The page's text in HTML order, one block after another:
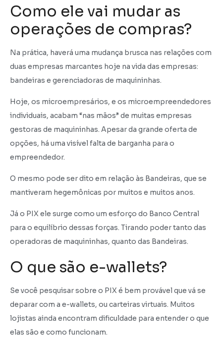
Como ele vai mudar as
operações de compras?
Na prática, haverá uma mudança brusca nas relações com
duas empresas marcantes hoje na vida das empresas:
bandeiras e gerenciadoras de maquininhas.
Hoje, os microempresários, e os microempreendedores
individuais, acabam “nas mãos” de muitas empresas
gestoras de maquininhas. Apesar da grande oferta de
opções, há uma visível falta de barganha para o
empreendedor.
O mesmo pode ser dito em relação às Bandeiras, que se
mantiveram hegemônicas por muitos e muitos anos.
Já o PIX ele surge como um esforço do Banco Central
para o equilíbrio dessas forças. Tirando poder tanto das
operadoras de maquininhas, quanto das Bandeiras.
O que são e-wallets?
Se você pesquisar sobre o PIX é bem provável que vá se
deparar com a e-wallets, ou carteiras virtuais. Muitos
lojistas ainda encontram dificuldade para entender o que
elas são e como funcionam.